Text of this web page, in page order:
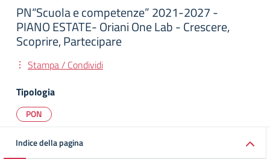
PN“Scuola e competenze” 2021-2027 -
PIANO ESTATE- Oriani One Lab - Crescere,
Scoprire, Partecipare
Stampa / Condividi
Tipologia
PON
Indice della pagina